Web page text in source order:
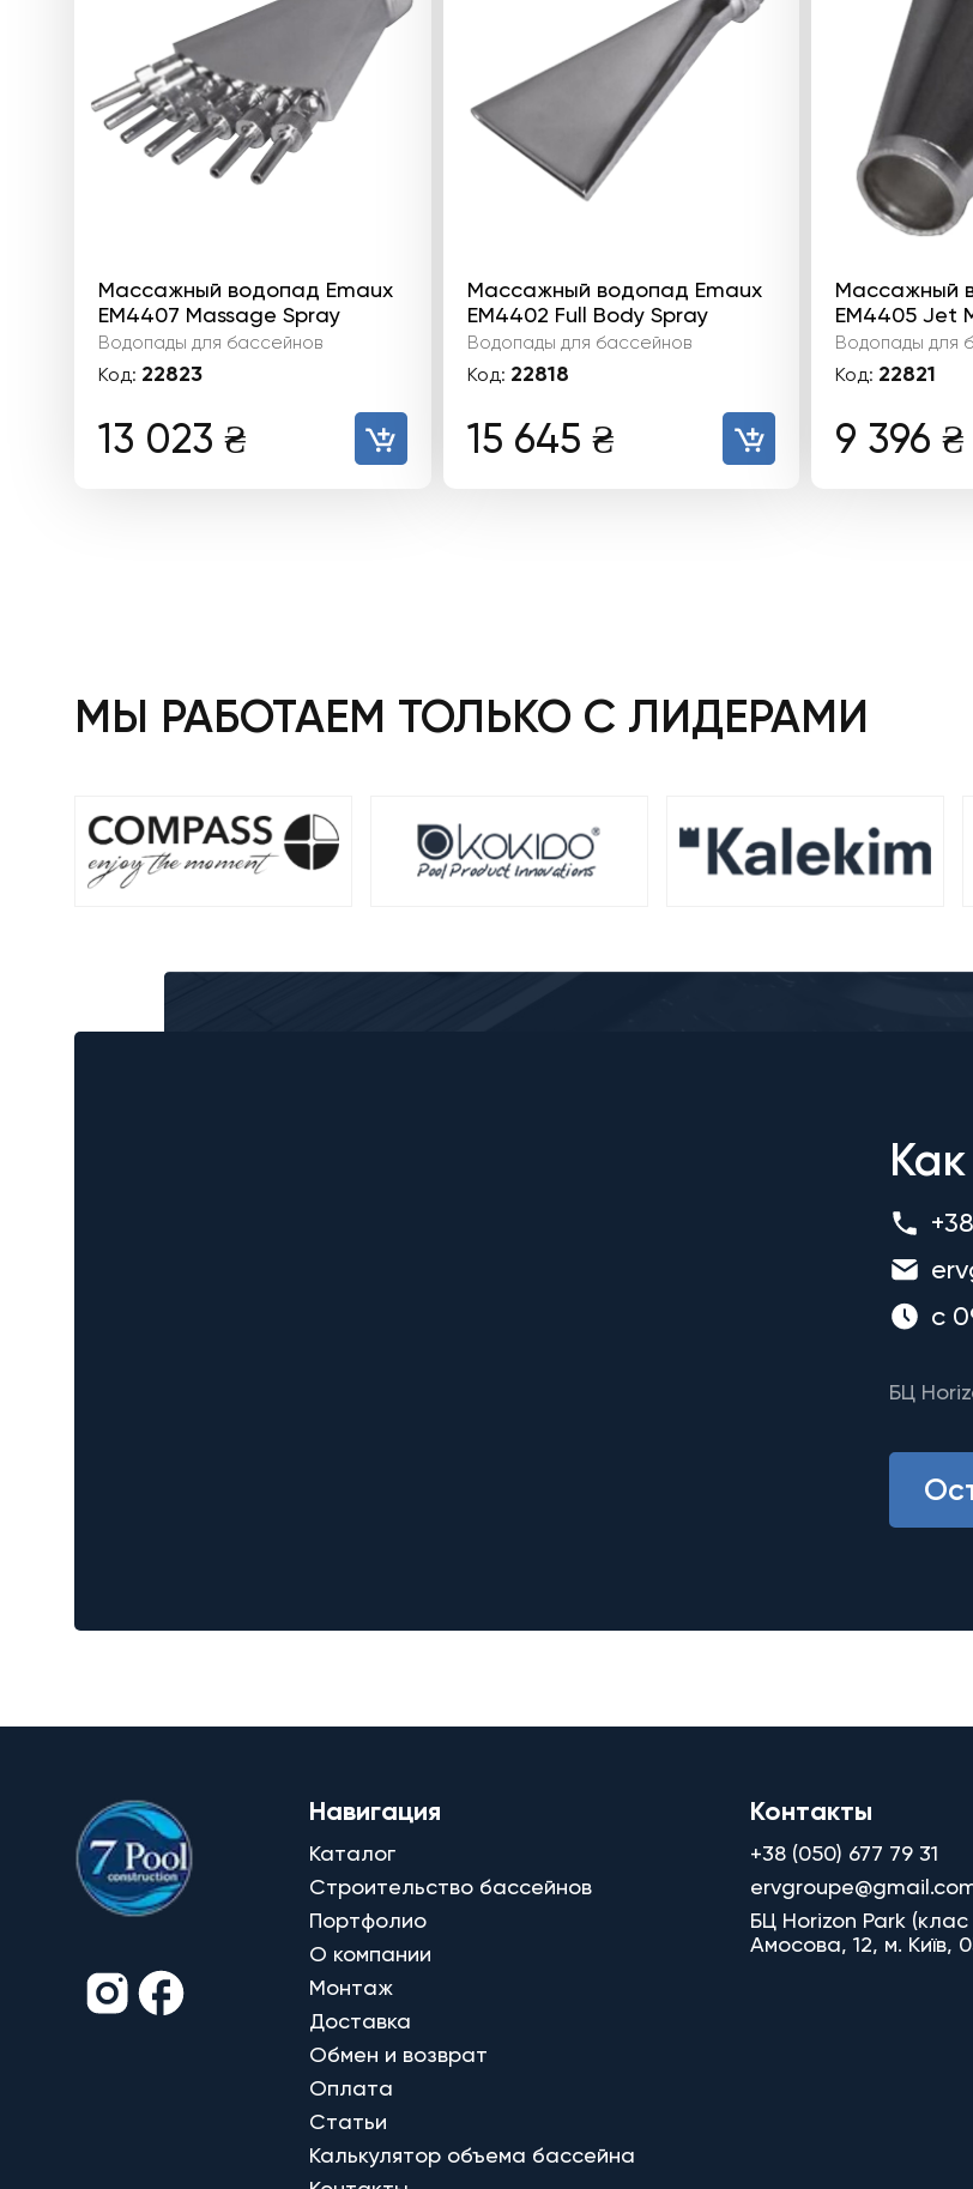
Массажный водопад Emaux
EM4407 Massage Spray
Водопады для бассейнов
Код: 22823
13 023 ₴
Массажный водопад Emaux
EM4402 Full Body Spray
Водопады для бассейнов
Код: 22818
15 645 ₴
Массажный
EM4405 Jet
Водопады для
Код: 22821
9 396 ₴
МЫ РАБОТАЕМ ТОЛЬКО С ЛИДЕРАМИ
с
БЦ
Навигация
Каталог
Строительство бассейнов
Портфолио
О компании
Монтаж
Доставка
Обмен и возврат
Оплата
Статьи
Калькулятор объема бассейна
Контакты
+38 (050) 677 79 31
БЦ Horizon Park (клас
Амосова, 12, м. Київ,